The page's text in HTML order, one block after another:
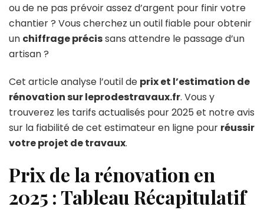
ou de ne pas prévoir assez d’argent pour finir votre
chantier ? Vous cherchez un outil fiable pour obtenir
un chiffrage précissans attendre le passage d’un
artisan ?
Cet article analyse l’outil de prix et l’estimation de
rénovation sur leprodestravaux.fr. Vous y
trouverez les tarifs actualisés pour 2025 et notre avis
sur la fiabilité de cet estimateur en ligne pour réussir
votre projet de travaux.
Prix de la rénovation en
2025 : Tableau Récapitulatif